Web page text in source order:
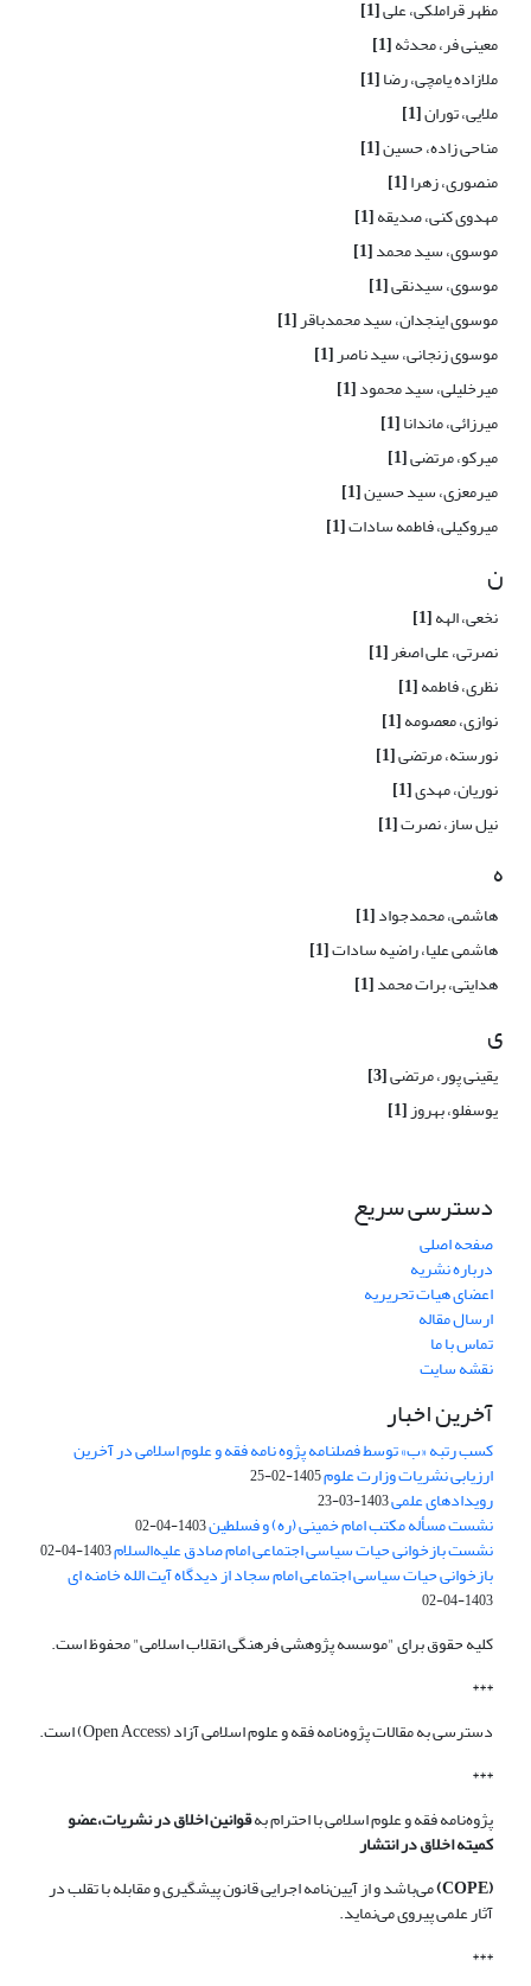
مظهر قراملکی، علی[1]
معینی فر، محدثه[1]
ملازاده یامچی، رضا[1]
ملایی، توران[1]
مناحی زاده، حسین[1]
منصوری، زهرا[1]
مهدوی کنی، صدیقه[1]
موسوی، سید محمد[1]
موسوی، سیدنقی[1]
موسوی اینجدان، سید محمدباقر[1]
موسوی زنجانی، سید ناصر[1]
میرخلیلی، سید محمود[1]
میرزائی، ماندانا[1]
میرکو، مرتضی[1]
میرمعزی، سید حسین[1]
میروکیلی، فاطمه سادات[1]
ن
نخعی، الهه[1]
نصرتی، علی اصغر[1]
نظری، فاطمه[1]
نوازی، معصومه[1]
نورسته، مرتضی[1]
نوریان، مهدی[1]
نیل ساز، نصرت[1]
ه
هاشمی، محمدجواد[1]
هاشمی علیا، راضیه سادات[1]
هدایتی، برات محمد[1]
ی
یقینی پور، مرتضی[3]
یوسفلو، بهروز[1]
دسترسی سریع
صفحه اصلی
درباره نشریه
اعضای هیات تحریریه
ارسال مقاله
تماس با ما
نقشه سایت
آخرین اخبار
کسب رتبه «ب» توسط فصلنامه پژوه نامه فقه و علوم اسلامی در آخرین
ارزیابی نشریات وزارت علوم1405-02-25
رویدادهای علمی1403-03-23
نشست مسأله مکتب امام خمینی (ره) و فسلطین1403-04-02
نشست بازخوانی حیات سیاسی اجتماعی امام صادق علیه‌السلام1403-04-02
بازخوانی حیات سیاسی اجتماعی امام سجاد از دیدگاه آیت الله خامنه ای
1403-04-02
کلیه حقوق برای "موسسه پژوهشی فرهنگی انقلاب اسلامی" محفوظ است.
***
دسترسی به مقالات پژوه‌نامه فقه و علوم اسلامی آزاد (Open Access) است.
***
پژوه‌نامه فقه و علوم اسلامی با احترام بهقوانین اخلاق در نشریات،عضو
کمیته اخلاق در انتشار
(COPE)
می‌باشد و از آیین‌نامه اجرایی قانون پیشگیری و مقابله با تقلب در
آثار علمی پیروی می‌نماید.
***